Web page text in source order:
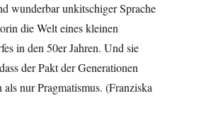
wunderbar unkitschiger Sprache
die Welt eines kleinen
in den 50er Jahren. Und sie
der Pakt der Generationen
als nur Pragmatismus. (Franziska